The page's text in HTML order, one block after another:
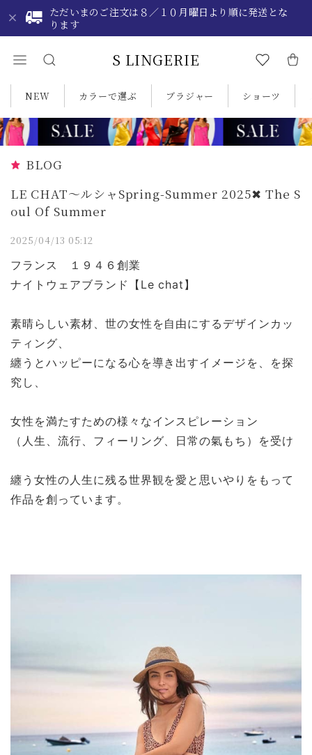
ただいまのご注文は８／１０月曜日より順に発送とな
ります
S LINGERIE
NEW カラーで選ぶ ブラジャー ショーツ
BLOG
LE CHAT〜ルシャSpring-Summer 2025✖ The S
oul Of Summer
2025/04/13 05:12
フランス １９４６創業
ナイトウェアブランド【Le chat】
素晴らしい素材、世の女性を自由にするデザインカッ
ティング、
纏うとハッピーになる心を導き出すイメージを、を探
究し、
女性を満たすための様々なインスピレーション
（人生、流行、フィーリング、日常の氣もち）を受け
纏う女性の人生に残る世界観を愛と思いやりをもって
作品を創っています。